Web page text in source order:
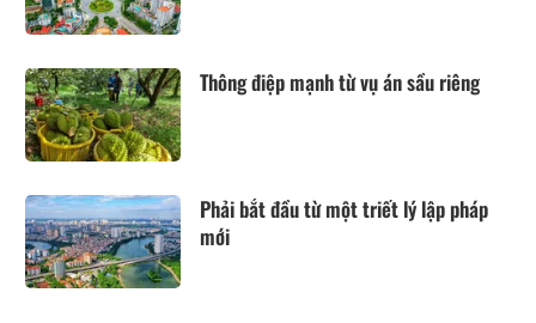
Thông điệp mạnh từ vụ án sầu riêng
Phải bắt đầu từ một triết lý lập pháp
mới